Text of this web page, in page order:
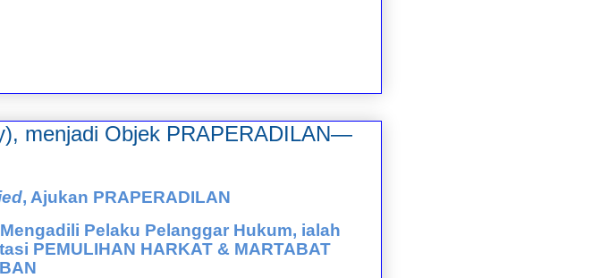
menjadi Objek PRAPERADILAN—
, Ajukan PRAPERADILAN
Pelaku Pelanggar Hukum, ialah
PEMULIHAN HARKAT & MARTABAT